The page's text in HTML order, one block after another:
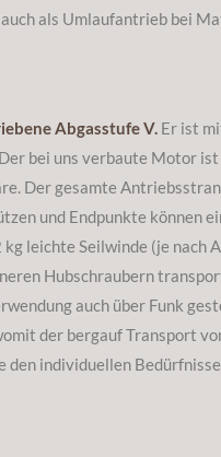
als Umlaufantrieb bei
Abgasstufe V. Er ist
bei uns verbaute Motor
Der gesamte
und Endpunkte können
leichte Seilwinde (je nach
Hubschraubern
auch über Funk
der bergauf Transport
individuellen